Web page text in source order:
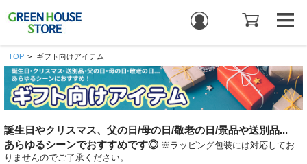
TOP > ギフト向けアイテム
誕生日やクリスマス、父の日/母の日/敬老の日/景品や送別品...
あらゆるシーンでおすすめです◎ ※ラッピング包装には対応してお
りませんのでご了承ください。